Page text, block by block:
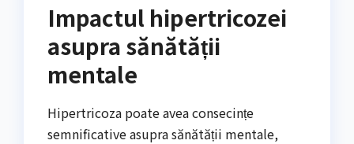
Impactul hipertricozei
asupra sănătății
mentale
Hipertricoza poate avea consecințe
semnificative asupra sănătății mentale,